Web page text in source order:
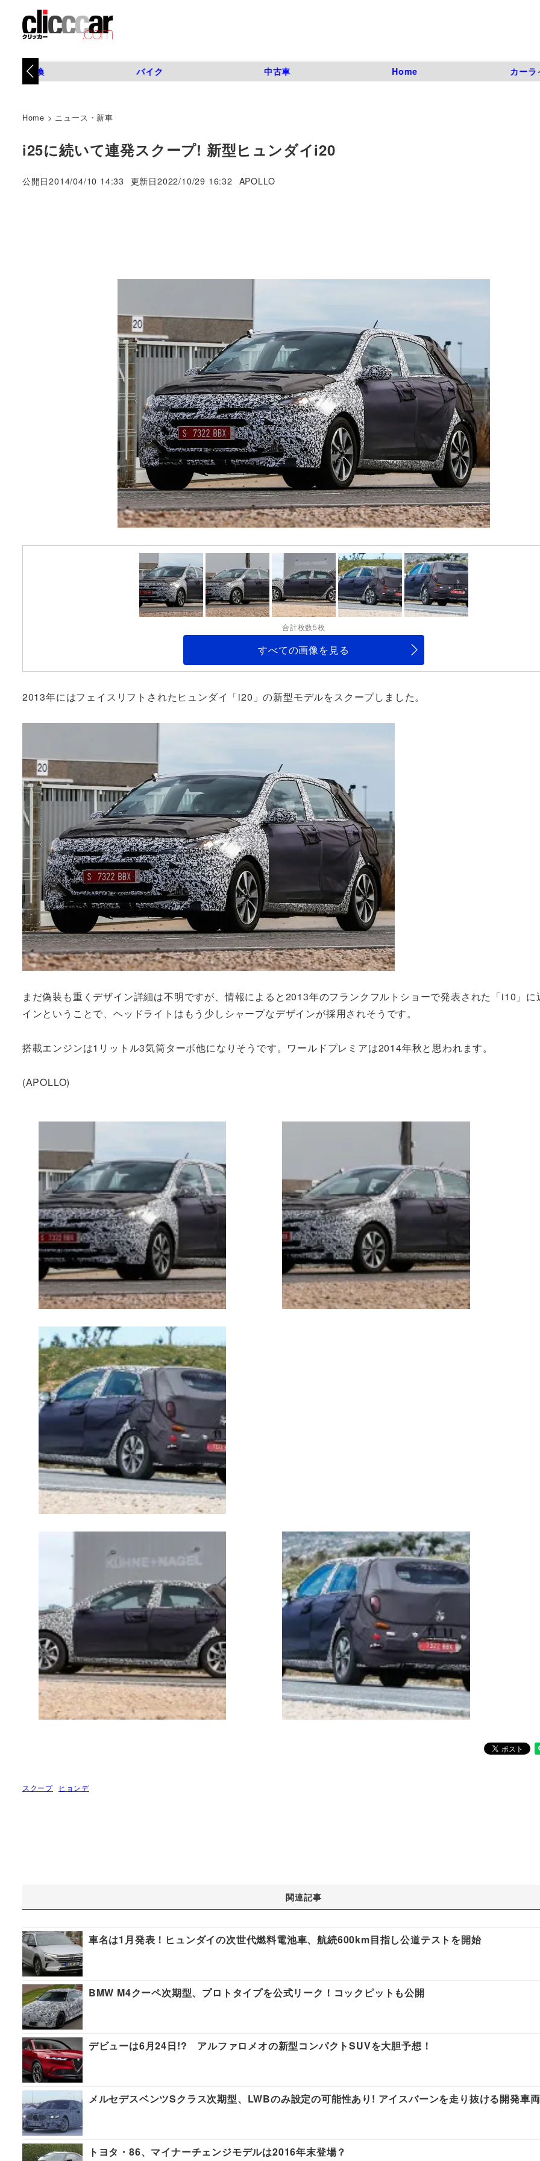
タイヤ交換 バイク 中古車 Home カーラ
Home > ニュース・新車
i25に続いて連発スクープ! 新型ヒュンダイi20
公開日2014/04/10 14:33 更新日2022/10/29 16:32
著
APOLLO
合計枚数5枚
すべての画像を見る
2013年にはフェイスリフトされたヒュンダイ「i20」の新型モデルをスクープしました。
まだ偽装も重くデザイン詳細は不明ですが、情報によると2013年のフランクフルトショーで発表された「i10」に
インということで、ヘッドライトはもう少しシャープなデザインが採用されそうです。
搭載エンジンは1リットル3気筒ターボ他になりそうです。ワールドプレミアは2014年秋と思われます。
(APOLLO)
スクープ ヒョンデ
関連記事
車名は1月発表！ヒュンダイの次世代燃料電池車、航続600km目指し公道テストを開始
BMW M4クーペ次期型、プロトタイプを公式リーク！コックピットも公開
デビューは6月24日!? アルファロメオの新型コンパクトSUVを大胆予想！
メルセデスベンツSクラス次期型、LWBのみ設定の可能性あり! アイスバーンを走り抜ける開発車
トヨタ・86、マイナーチェンジモデルは2016年末登場？